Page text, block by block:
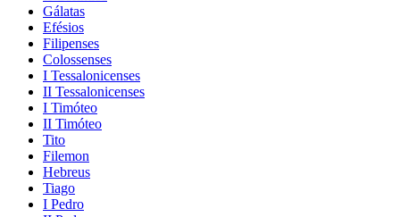
Gálatas
Efésios
Filipenses
Colossenses
I Tessalonicenses
II Tessalonicenses
I Timóteo
II Timóteo
Tito
Filemon
Hebreus
Tiago
I Pedro